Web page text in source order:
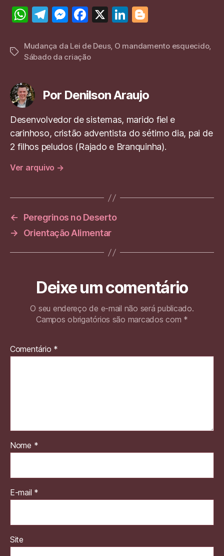
W
at
s
A
p
p
T
e
gr
m
M
se
n
er
F
c
e
o
o
k
X
Li
k
n
g
Tags
Mudança da Lei de Deus, O mandamento esquecido,
Sábado da criação
Por Denilson Araujo
Desenvolvedor de sistemas, marido fiel e
carinhoso, cristão adventista do sétimo dia, pai de
2 filhos peludos (Rajado e Branquinha).
Ver arquivo →
←
Peregrinos no Deserto
→
Orientação Alimentar
Deixe um comentário
O seu endereço de e-mail não será publicado.
Campos obrigatórios são marcados com *
Comentário *
Nome *
E-mail *
Site